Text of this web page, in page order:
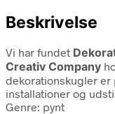
Beskrivelse
Vi har fundet
Creativ Company
dekorationskugler er
installationer og
Genre: pynt